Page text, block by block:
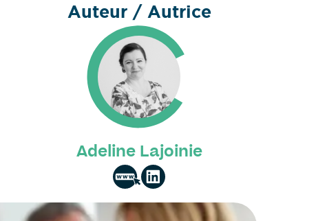
Auteur / Autrice
Adeline Lajoinie